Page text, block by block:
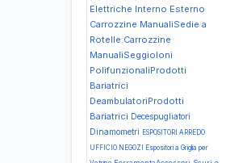
Elettriche Interno Esterno
Carrozzine ManualiSedie a
Rotelle Carrozzine
ManualiSeggioloni
PolifunzionaliProdotti
Bariatrici
DeambulatoriProdotti
Bariatrici Decespugliatori
Dinamometri ESPOSITORI ARREDO
UFFICIO NEGOZI Espositori a Griglia per